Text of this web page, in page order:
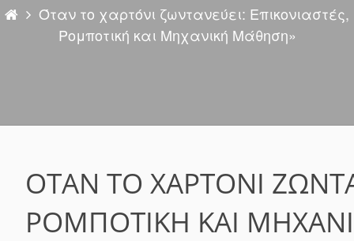
Όταν το χαρτόνι ζωντανεύει: Επικονιαστές,
Ρομποτική και Μηχανική Μάθηση»
ΌΤΑΝ ΤΟ ΧΑΡΤΌΝΙ
ΡΟΜΠΟΤΙΚΉ ΚΑΙ